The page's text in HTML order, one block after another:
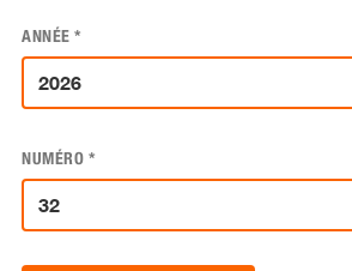
ANNÉE *
NUMÉRO *